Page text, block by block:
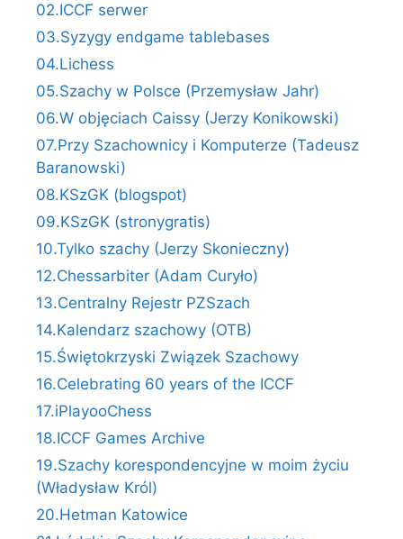
02.ICCF serwer
03.Syzygy endgame tablebases
04.Lichess
05.Szachy w Polsce (Przemysław Jahr)
06.W objęciach Caissy (Jerzy Konikowski)
07.Przy Szachownicy i Komputerze (Tadeusz
Baranowski)
08.KSzGK (blogspot)
09.KSzGK (stronygratis)
10.Tylko szachy (Jerzy Skonieczny)
12.Chessarbiter (Adam Curyło)
13.Centralny Rejestr PZSzach
14.Kalendarz szachowy (OTB)
15.Świętokrzyski Związek Szachowy
16.Celebrating 60 years of the ICCF
17.iPlayooChess
18.ICCF Games Archive
19.Szachy korespondencyjne w moim życiu
(Władysław Król)
20.Hetman Katowice